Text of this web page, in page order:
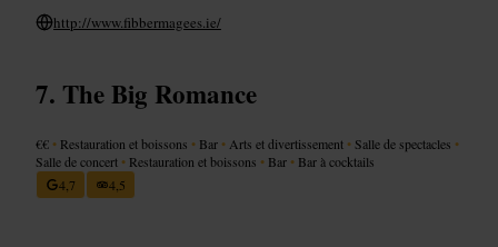
http://www.fibbermagees.ie/
The Big Romance
€€ • Restauration et boissons • Bar • Arts et divertissement • Salle de spectacles •
Salle de concert • Restauration et boissons • Bar • Bar à cocktails
4,7
4,5